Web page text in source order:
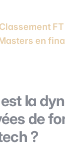
Classement
en
la
de
?